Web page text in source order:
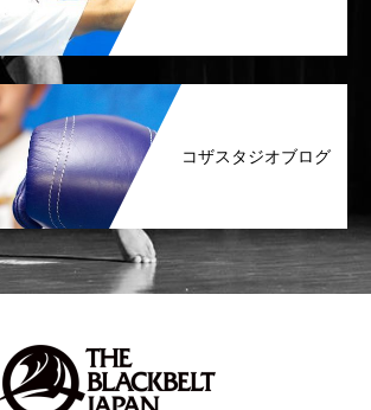
コザスタジオブログ